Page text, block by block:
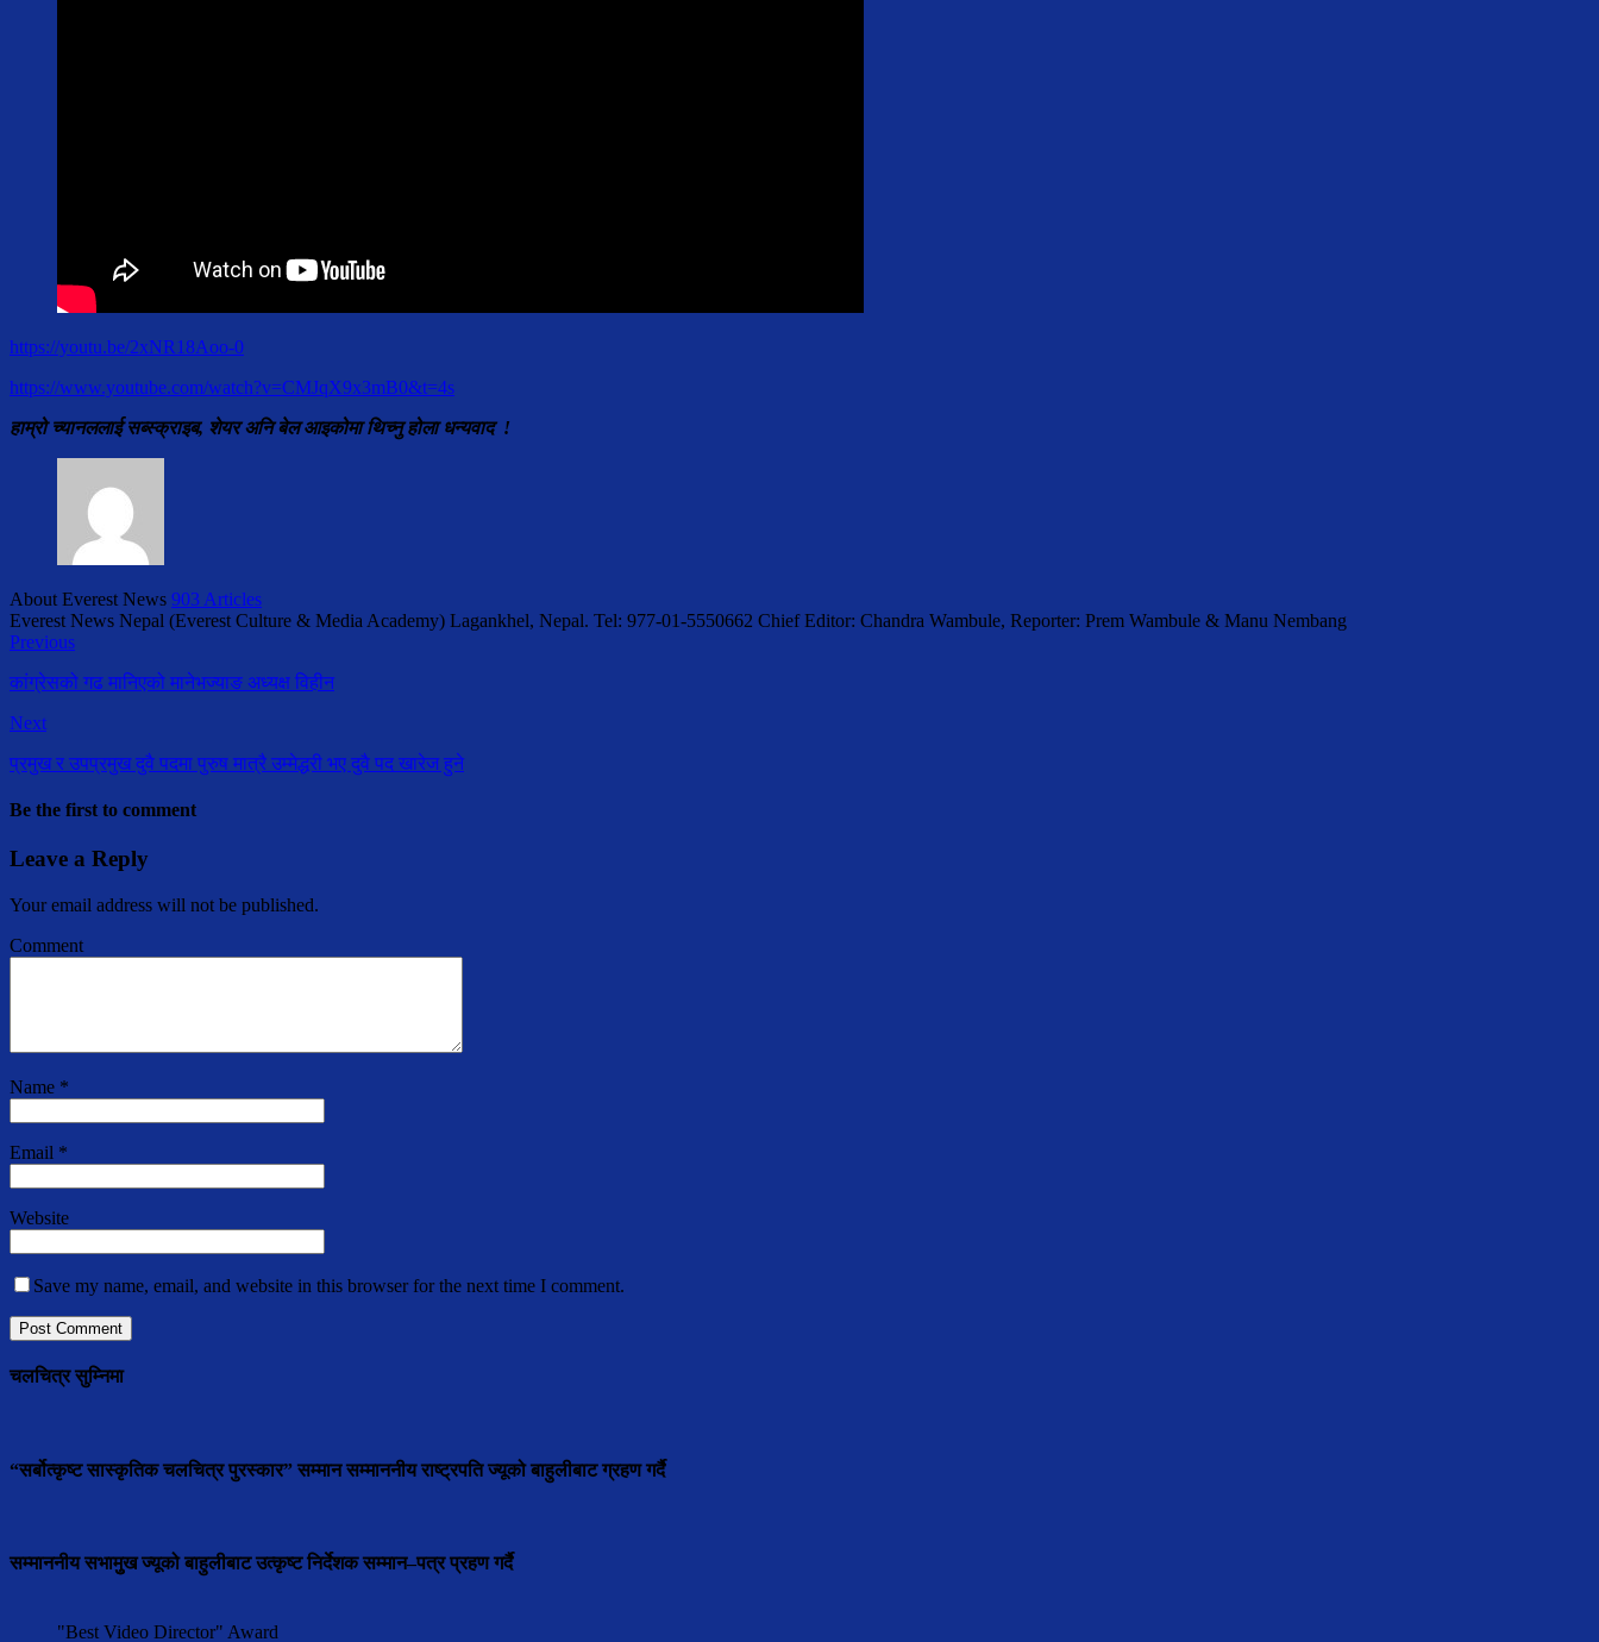
https://youtu.be/2xNR18Aoo-0
https://www.youtube.com/watch?v=CMJqX9x3mB0&t=4s
हाम्रो च्यानललाई सब्स्क्राइब, शेयर अनि बेल आइकोमा थिच्नु होला धन्यवाद !
About Everest News 903 Articles
Everest News Nepal (Everest Culture & Media Academy) Lagankhel, Nepal. Tel: 977-01-5550662 Chief Editor: Chandra Wambule, Reporter: Prem Wambule & Manu Nembang
Previous
कांग्रेसको गढ मानिएको मानेभज्याङ अध्यक्ष विहीन
Next
प्रमुख र उपप्रमुख दुवै पदमा पुरुष मात्रै उम्मेद्धरी भए दुवै पद खारेज हुने
Be the first to comment
Leave a Reply
Your email address will not be published.
Comment
Name *
Email *
Website
Save my name, email, and website in this browser for the next time I comment.
चलचित्र सुम्निमा
“सर्बोत्कृष्ट सास्कृतिक चलचित्र पुरस्कार” सम्मान सम्माननीय राष्ट्रपति ज्यूको बाहुलीबाट ग्रहण गर्दै
सम्माननीय सभामुुख ज्यूको बाहुलीबाट उत्कृष्ट निर्देशक सम्मान–पत्र प्रहण गर्दै
"Best Video Director" Award